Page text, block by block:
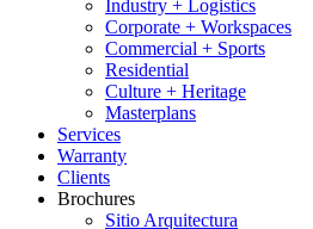
Industry + Logistics
Corporate + Workspaces
Commercial + Sports
Residential
Culture + Heritage
Masterplans
Services
Warranty
Clients
Brochures
Sitio Arquitectura